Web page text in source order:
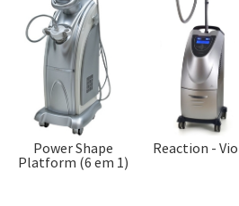
Power Shape
Platform (6 em 1)
Reaction -